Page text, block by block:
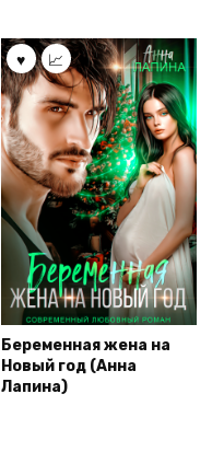
Беременная жена на
Новый год (Анна
Лапина)